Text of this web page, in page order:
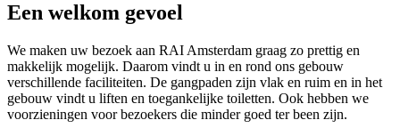
Een welkom gevoel
We maken uw bezoek aan RAI Amsterdam graag zo prettig en
makkelijk mogelijk. Daarom vindt u in en rond ons gebouw
verschillende faciliteiten. De gangpaden zijn vlak en ruim en in het
gebouw vindt u liften en toegankelijke toiletten. Ook hebben we
voorzieningen voor bezoekers die minder goed ter been zijn.